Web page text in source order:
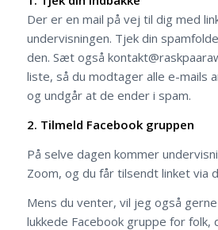
Der er en mail på vej til dig med
undervisningen. Tjek din
den. Sæt også
liste, så du modtager alle e-mails
og undgår at de ender i spam.
2. Tilmeld Facebook gruppen
På selve dagen kommer
Zoom, og du får tilsendt linket via
Mens du venter, vil jeg også
lukkede Facebook gruppe for folk,